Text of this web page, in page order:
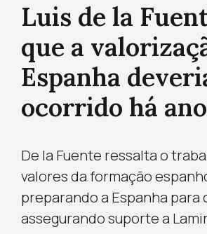
Luis de la
que a
Espanha
ocorrido há
De la Fuente ressalta o
valores da formação
preparando a Espanha para
assegurando suporte a